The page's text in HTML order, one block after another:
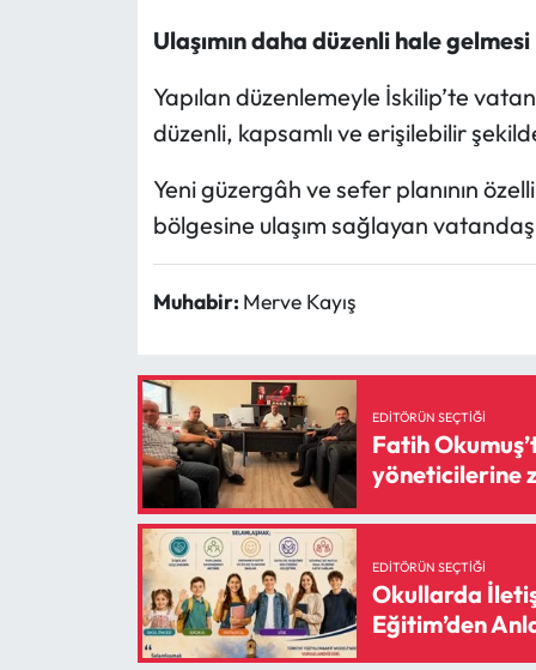
Ulaşımın daha düzenli hale
Yapılan düzenlemeyle İskilip’te
düzenli, kapsamlı ve erişilebilir
Yeni güzergâh ve sefer planının
bölgesine ulaşım sağlayan
Muhabir: Merve Kayış
EDITÖRÜN SEÇTIĞI
Fatih
yöneticilerine
EDITÖRÜN SEÇTIĞI
Okullarda
Eğitim’den
Sungurlu Haberleri
Uğurludağ Haberleri
Yayla Haber
Yemek Tarifleri
Yerel Haberler